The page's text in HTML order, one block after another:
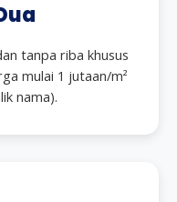
tanpa riba khusus
mulai 1 jutaan/m²
nama).